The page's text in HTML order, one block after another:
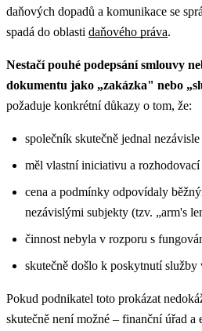
daňových dopadů a komunikace se
spadá do oblasti daňového práva.
Nestačí pouhé podepsání smlouvy
dokumentu jako „zakázka" nebo
požaduje konkrétní důkazy o tom, že:
společník skutečně jednal
měl vlastní iniciativu a rozhodovací
cena a podmínky odpovídaly
nezávislými subjekty (tzv. „arm's
činnost nebyla v rozporu s
skutečně došlo k poskytnutí služby
Pokud podnikatel toto prokázat
skutečně není možné – finanční úřad a